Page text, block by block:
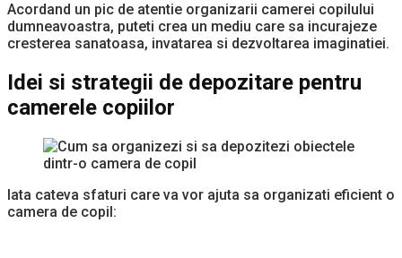
Acordand un pic de atentie organizarii camerei copilului
dumneavoastra, puteti crea un mediu care sa incurajeze
cresterea sanatoasa, invatarea si dezvoltarea imaginatiei.
Idei si strategii de depozitare pentru
camerele copiilor
Iata cateva sfaturi care va vor ajuta sa organizati eficient o
camera de copil: